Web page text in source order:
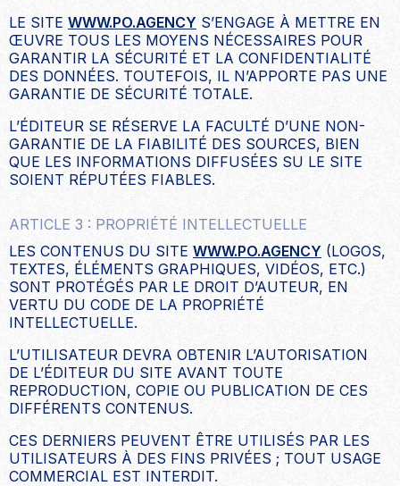
LE SITE WWW.PO.AGENCY S’ENGAGE À METTRE EN
ŒUVRE TOUS LES MOYENS NÉCESSAIRES POUR
GARANTIR LA SÉCURITÉ ET LA CONFIDENTIALITÉ
DES DONNÉES. TOUTEFOIS, IL N’APPORTE PAS UNE
GARANTIE DE SÉCURITÉ TOTALE.
L’ÉDITEUR SE RÉSERVE LA FACULTÉ D’UNE NON-
GARANTIE DE LA FIABILITÉ DES SOURCES, BIEN
QUE LES INFORMATIONS DIFFUSÉES SU LE SITE
SOIENT RÉPUTÉES FIABLES.
ARTICLE 3 : PROPRIÉTÉ INTELLECTUELLE
LES CONTENUS DU SITE WWW.PO.AGENCY (LOGOS,
TEXTES, ÉLÉMENTS GRAPHIQUES, VIDÉOS, ETC.)
SONT PROTÉGÉS PAR LE DROIT D’AUTEUR, EN
VERTU DU CODE DE LA PROPRIÉTÉ
INTELLECTUELLE.
L’UTILISATEUR DEVRA OBTENIR L’AUTORISATION
DE L’ÉDITEUR DU SITE AVANT TOUTE
REPRODUCTION, COPIE OU PUBLICATION DE CES
DIFFÉRENTS CONTENUS.
CES DERNIERS PEUVENT ÊTRE UTILISÉS PAR LES
UTILISATEURS À DES FINS PRIVÉES ; TOUT USAGE
COMMERCIAL EST INTERDIT.